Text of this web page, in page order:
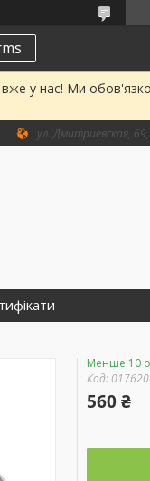
вже у нас! Ми
ул. Дмитриевская, 69,
Менше 10
Код: 017620
560 ₴